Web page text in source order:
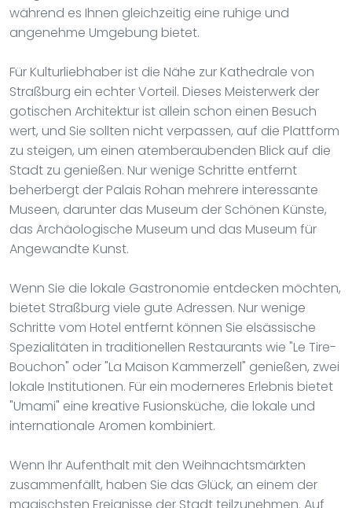
während es Ihnen gleichzeitig eine ruhige und
angenehme Umgebung bietet.
Für Kulturliebhaber ist die Nähe zur Kathedrale von
Straßburg ein echter Vorteil. Dieses Meisterwerk der
gotischen Architektur ist allein schon einen Besuch
wert, und Sie sollten nicht verpassen, auf die Plattform
zu steigen, um einen atemberaubenden Blick auf die
Stadt zu genießen. Nur wenige Schritte entfernt
beherbergt der Palais Rohan mehrere interessante
Museen, darunter das Museum der Schönen Künste,
das Archäologische Museum und das Museum für
Angewandte Kunst.
Wenn Sie die lokale Gastronomie entdecken möchten,
bietet Straßburg viele gute Adressen. Nur wenige
Schritte vom Hotel entfernt können Sie elsässische
Spezialitäten in traditionellen Restaurants wie "Le Tire-
Bouchon" oder "La Maison Kammerzell" genießen, zwei
lokale Institutionen. Für ein moderneres Erlebnis bietet
"Umami" eine kreative Fusionsküche, die lokale und
internationale Aromen kombiniert.
Wenn Ihr Aufenthalt mit den Weihnachtsmärkten
zusammenfällt, haben Sie das Glück, an einem der
magischsten Ereignisse der Stadt teilzunehmen. Auf